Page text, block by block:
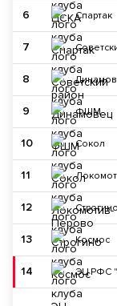
6 Спартак
7
8
9 ФШМ
10 Сокол
11
12 Строгино
13 Космос
14 ЭЦ РФС